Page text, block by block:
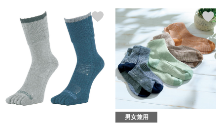
ス
おすすめブラ
ザ･ノース･フ
ヘリーハンセン
男女兼用